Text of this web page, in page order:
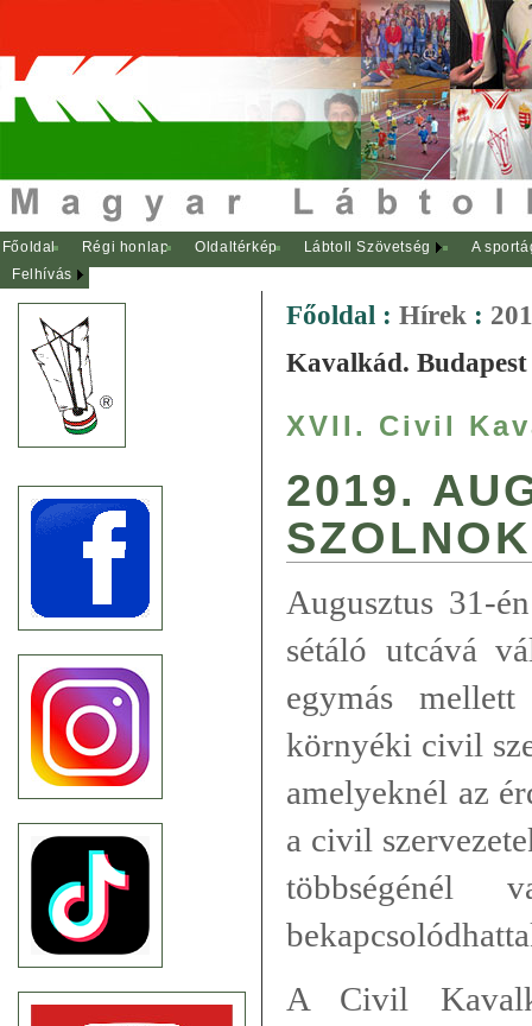
Főoldal Régi honlap Oldaltérkép Lábtoll Szövetség
A
Felhívás
Főoldal : Hírek :
Kavalkád. Budapest
XVII. Civil
2019.
SZOLNOK
Augusztus 31-
sétáló utcává
egymás
környéki civil
amelyeknél az
a civil
többségénél
A Civil